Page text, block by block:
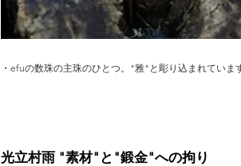
・​ efuの数珠の主珠のひとつ。"雅"と彫り込まれていま
光立村雨 "素材"と"鍛金"への拘り